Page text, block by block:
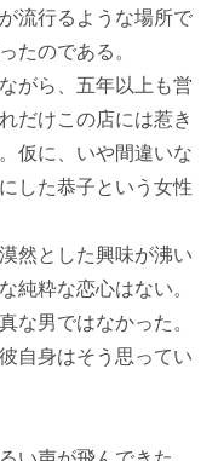
流行るような場所で
たのである。
がら、五年以上も営
だけこの店には惹き
仮に、いや間違いな
した恭子という女性
然とした興味が沸い
純粋な恋心はない。
な男ではなかった。
自身はそう思ってい